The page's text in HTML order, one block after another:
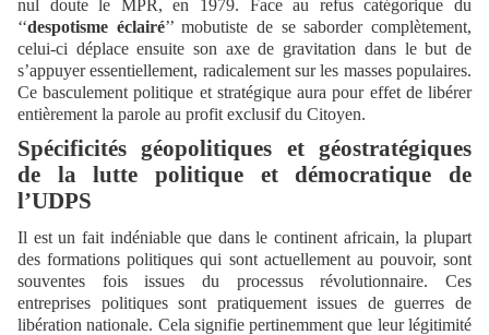
nul doute le MPR, en 1979. Face au refus catégorique du
‘‘despotisme éclairé’’ mobutiste de se saborder complètement,
celui-ci déplace ensuite son axe de gravitation dans le but de
s’appuyer essentiellement, radicalement sur les masses populaires.
Ce basculement politique et stratégique aura pour effet de libérer
entièrement la parole au profit exclusif du Citoyen.
Spécificités géopolitiques et géostratégiques
de la lutte politique et démocratique de
l’UDPS
Il est un fait indéniable que dans le continent africain, la plupart
des formations politiques qui sont actuellement au pouvoir, sont
souventes fois issues du processus révolutionnaire. Ces
entreprises politiques sont pratiquement issues de guerres de
libération nationale. Cela signifie pertinemment que leur légitimité